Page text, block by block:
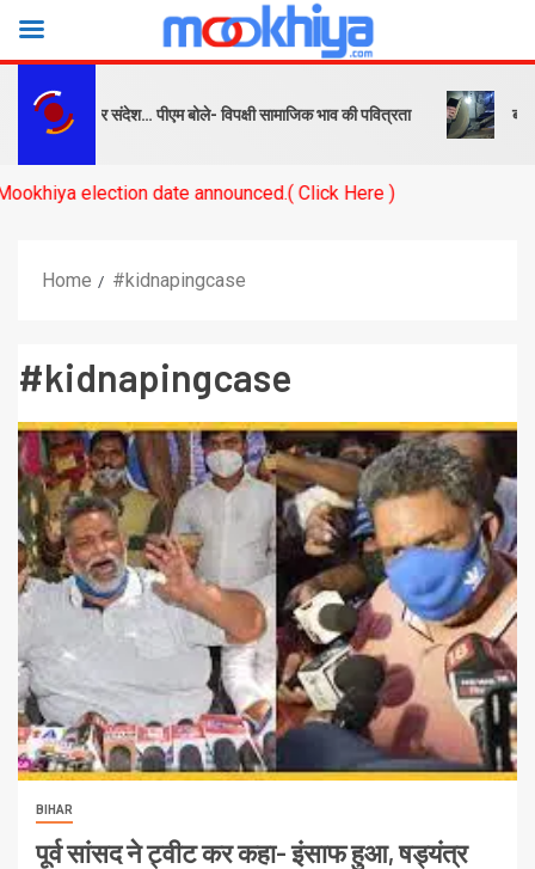
को सबक और संदेश… पीएम बोले- विपक्षी सामाजिक भाव की पवित्रता बनारस
election date announced.( Click Here )
Home #kidnapingcase
#kidnapingcase
BIHAR
पूर्व सांसद ने ट्वीट कर कहा- इंसाफ हुआ, षड्यंत्र